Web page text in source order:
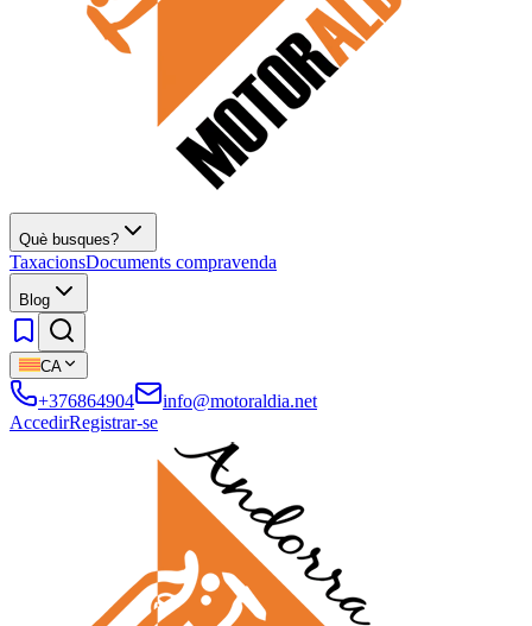
Què busques?
TaxacionsDocuments compravenda
Blog
CA
+376864904
info@motoraldia.net
AccedirRegistrar-se